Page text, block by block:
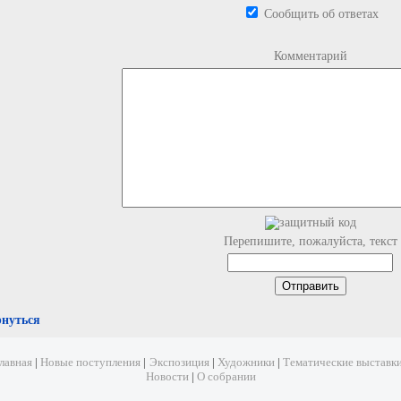
Сообщить об ответах
Комментарий
Перепишите, пожалуйста, текст
Новые поступления Экспозиция Художники
Тематические
Новости| О собрании